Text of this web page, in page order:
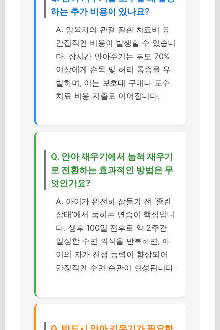
하는 추가 비용이 있나요?
A. 양육자의 관절 질환 치료비 등
간접적인 비용이 발생할 수 있습니
다. 장시간 안아주기는 부모 70%
이상에게 손목 및 허리 통증을 유
발하며, 이는 보호대 구매나 도수
치료 비용 지출로 이어집니다.
Q. 안아 재우기에서 눕혀 재우기
로 전환하는 효과적인 방법은 무
엇인가요?
A. 아이가 완전히 잠들기 전 ‘졸린
상태’에서 눕히는 연습이 핵심입니
다. 생후 100일 전후로 약 2주간
일정한 수면 의식을 반복하면, 아
이의 자가 진정 능력이 향상되어
안정적인 수면 습관이 형성됩니다.